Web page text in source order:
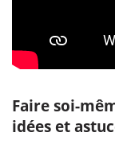
Faire soi-
idées et